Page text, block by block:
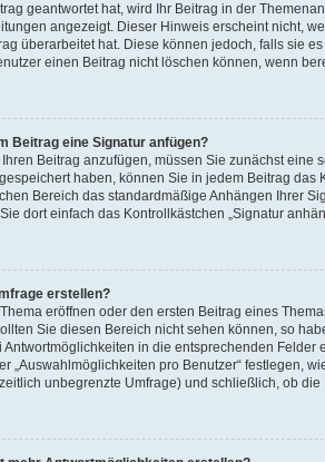
geantwortet hat, wird Ihr Beitrag in der
angezeigt. Dieser Hinweis erscheint nicht,
überarbeitet hat. Diese können jedoch, falls sie
einen Beitrag nicht löschen können, wenn
Beitrag eine Signatur anfügen?
Beitrag anzufügen, müssen Sie zunächst
haben, können Sie in jedem Beitrag
Bereich das standardmäßige Anhängen Ihrer
dort einfach das Kontrollkästchen „Signatur
erstellen?
eröffnen oder den ersten Beitrag eines
Sie diesen Bereich nicht sehen können, so
Antwortmöglichkeiten in die entsprechenden
„Auswahlmöglichkeiten pro Benutzer“ festlegen,
unbegrenzte Umfrage) und schließlich, ob